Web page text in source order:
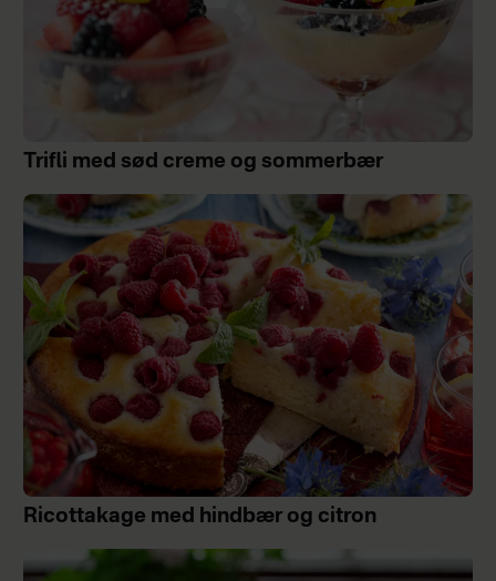
Trifli med sød creme og sommerbær
Ricottakage med hindbær og citron